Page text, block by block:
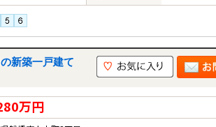
新築一戸建て
万円